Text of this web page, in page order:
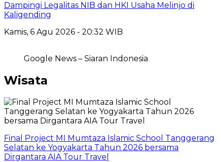
Dampingi Legalitas NIB dan HKI Usaha Melinjo di
Kaligending
Kamis, 6 Agu 2026 - 20:32 WIB
Google News – Siaran Indonesia
Wisata
Final Project MI Mumtaza Islamic School Tanggerang
Selatan ke Yogyakarta Tahun 2026 bersama
Dirgantara AIA Tour Travel